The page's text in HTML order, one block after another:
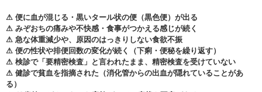
⚠ 便に血が混じる・黒いタール状の便（黒色便）が出る
⚠ みぞおちの痛みや不快感・食事がつかえる感じが続く
⚠ 急な体重減少や、原因のはっきりしない食欲不振
⚠ 便の性状や排便回数の変化が続く（下痢・便秘を繰り返す）
⚠ 検診で「要精密検査」と言われたまま、精密検査を受けていない
⚠ 健診で貧血を指摘された（消化管からの出血が隠れていることがあ
る）